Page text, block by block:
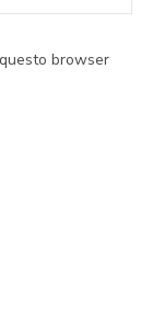
browser